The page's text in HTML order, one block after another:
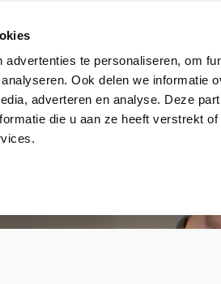
advertenties te personaliseren, om
Ook delen we informatie
adverteren en analyse. Deze
die u aan ze heeft verstrekt
Dahua
ARM7012-W2(868)